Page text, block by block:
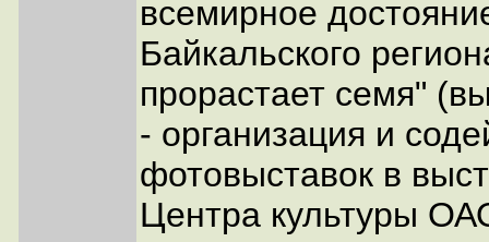
всемирное
Байкальского
прорастает семя"
- организация и
фотовыставок в
Центра культуры